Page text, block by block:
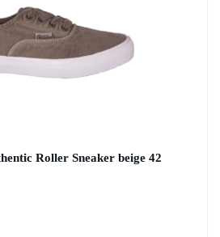
Roller Sneaker beige 42